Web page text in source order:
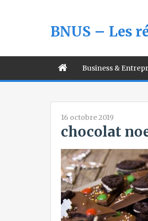
BNUS – Les
Business &
16 octobre 2019
chocolat